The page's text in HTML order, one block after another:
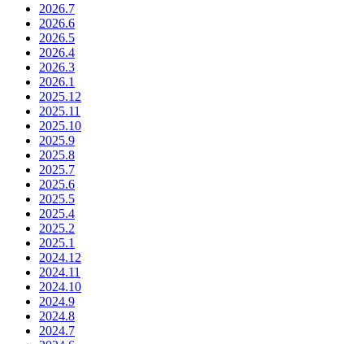
2026.7
2026.6
2026.5
2026.4
2026.3
2026.1
2025.12
2025.11
2025.10
2025.9
2025.8
2025.7
2025.6
2025.5
2025.4
2025.2
2025.1
2024.12
2024.11
2024.10
2024.9
2024.8
2024.7